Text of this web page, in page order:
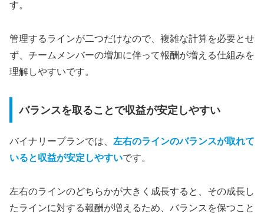
す。
管理するラインが二つだけなので、複雑な計算を必要とせ
ず、チームメンバーの増加に伴って報酬が増える仕組みを
理解しやすいです。
バランスを取ることで収益が安定しやすい
バイナリープランでは、 左右のラインのバランスが取れて
いると収益が安定しやすいです。
左右のラインのどちらかが大きく成長すると、その成長し
たラインに対する報酬が増えるため、バランスを保つこと